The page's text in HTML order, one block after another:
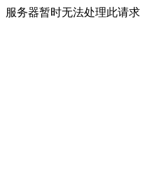
服务器暂时无法处理此请求